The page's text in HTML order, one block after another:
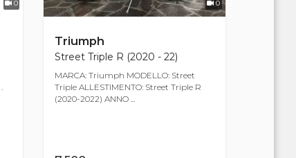
0
0
Triumph
Street Triple R (2020 - 22)
MARCA: Triumph MODELLO: Street
Triple ALLESTIMENTO: Street Triple R
(2020-2022) ANNO ...